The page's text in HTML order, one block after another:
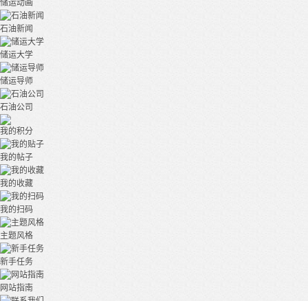
储运动画
石油新闻
储运大学
储运导师
石油公司
我的积分
我的帖子
我的收藏
我的扫码
主题风格
新手任务
网站指南